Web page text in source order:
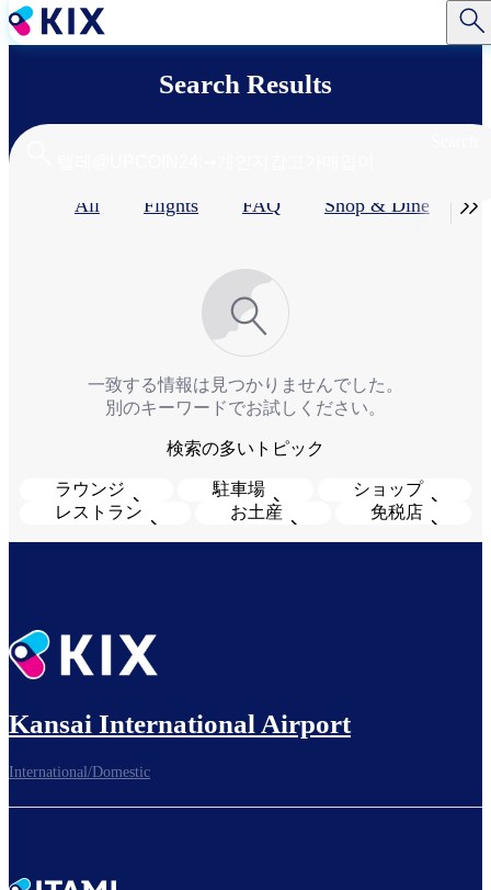
Skip
to
Search Results
Primary
All Flights FAQ Shop & Dine​ 
一致する情報は見つかりませんでした。
別のキーワードでお試しください。
検索の多いトピック
ラウンジ 駐車場
ショップ
レストラン
お土産 免税店
Kansai International Airport
International/Domestic